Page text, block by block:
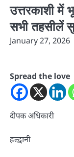
उत्तरकाशी
सभी तहसीलें
January 27, 2026
Spread the love
दीपक अधिकारी
हल्द्वानी